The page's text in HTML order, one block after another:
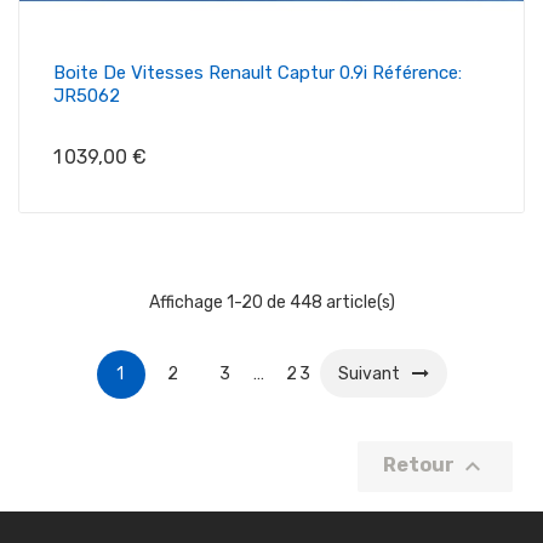
Boite De Vitesses Renault Captur 0.9i Référence:
JR5062
Prix
1 039,00 €
Affichage 1-20 de 448 article(s)
1 2 3 … 23 Suivant
Retour 